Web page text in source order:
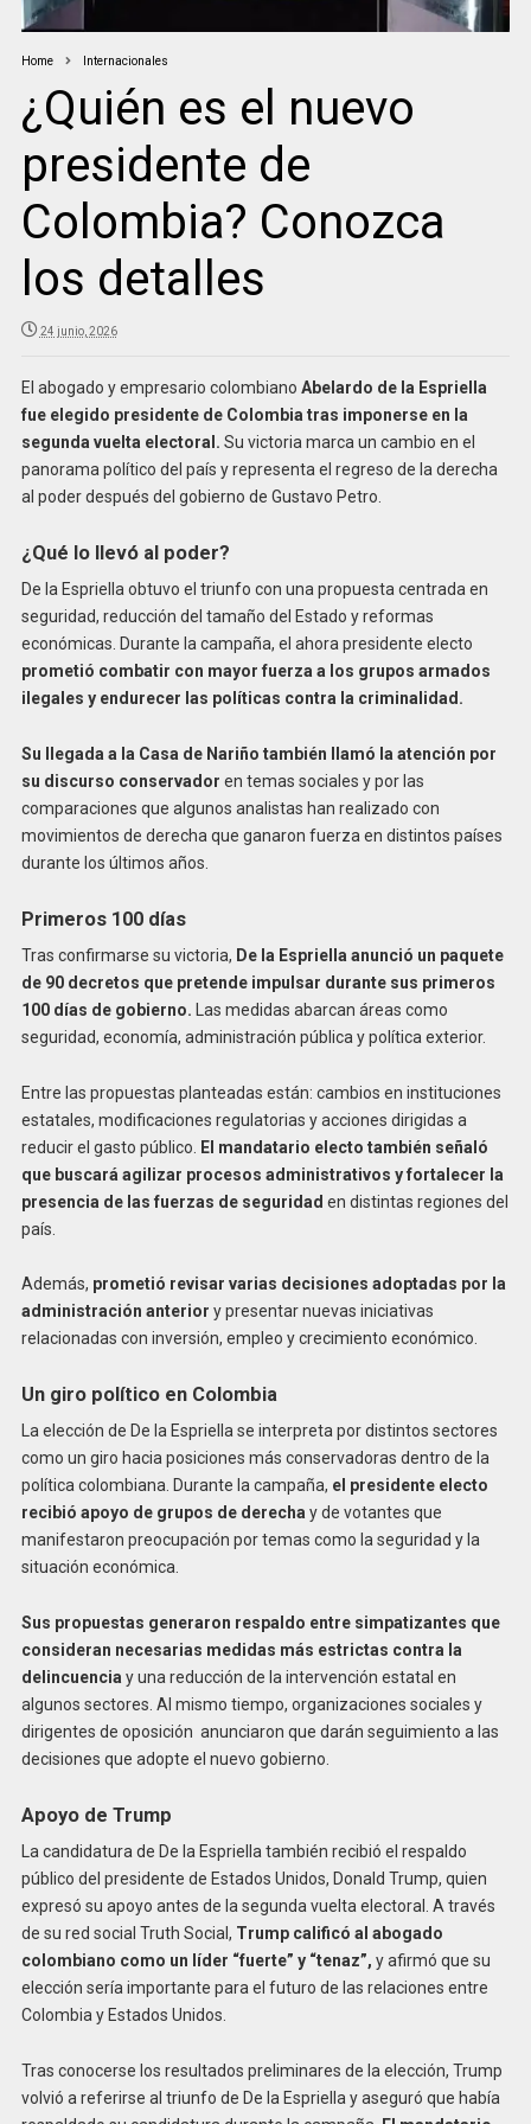
Home Internacionales
¿Quién es el nuevo
presidente de
Colombia? Conozca
los detalles
24 junio, 2026
El abogado y empresario colombiano Abelardo de la Espriella
fue elegido presidente de Colombia tras imponerse en la
segunda vuelta electoral. Su victoria marca un cambio en el
panorama político del país y representa el regreso de la derecha
al poder después del gobierno de Gustavo Petro.
¿Qué lo llevó al poder?
De la Espriella obtuvo el triunfo con una propuesta centrada en
seguridad, reducción del tamaño del Estado y reformas
económicas. Durante la campaña, el ahora presidente electo
prometió combatir con mayor fuerza a los grupos armados
ilegales y endurecer las políticas contra la criminalidad.
Su llegada a la Casa de Nariño también llamó la atención por
su discurso conservador en temas sociales y por las
comparaciones que algunos analistas han realizado con
movimientos de derecha que ganaron fuerza en distintos países
durante los últimos años.
Primeros 100 días
Tras confirmarse su victoria, De la Espriella anunció un paquete
de 90 decretos que pretende impulsar durante sus primeros
100 días de gobierno. Las medidas abarcan áreas como
seguridad, economía, administración pública y política exterior.
Entre las propuestas planteadas están: cambios en instituciones
estatales, modificaciones regulatorias y acciones dirigidas a
reducir el gasto público.
El mandatario electo también señaló
que buscará agilizar procesos administrativos y fortalecer la
presencia de las fuerzas de seguridad en distintas regiones del
país.
Además, prometió revisar varias decisiones adoptadas por la
administración anterior y presentar nuevas iniciativas
relacionadas con inversión, empleo y crecimiento económico.
Un giro político en Colombia
La elección de De la Espriella se interpreta por distintos sectores
como un giro hacia posiciones más conservadoras dentro de la
política colombiana. Durante la campaña, el presidente electo
recibió apoyo de grupos de derecha y de votantes que
manifestaron preocupación por temas como la seguridad y la
situación económica.
Sus propuestas generaron respaldo entre simpatizantes que
consideran necesarias medidas más estrictas contra la
delincuencia y una reducción de la intervención estatal en
algunos sectores. Al mismo tiempo, organizaciones sociales y
dirigentes de oposición anunciaron que darán seguimiento a las
decisiones que adopte el nuevo gobierno.
Apoyo de Trump
La candidatura de De la Espriella también recibió el respaldo
público del presidente de Estados Unidos, Donald Trump, quien
expresó su apoyo antes de la segunda vuelta electoral. A través
de su red social Truth Social, Trump calificó al abogado
colombiano como un líder “fuerte” y “tenaz”, y afirmó que su
elección sería importante para el futuro de las relaciones entre
Colombia y Estados Unidos.
Tras conocerse los resultados preliminares de la elección, Trump
volvió a referirse al triunfo de De la Espriella y aseguró que había